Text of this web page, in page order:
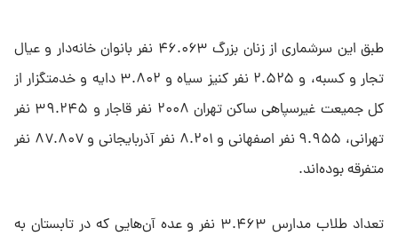
طبق این سرشماری از زنان بزرگ ۴۶.۰۶۳ نفر بانوان خانه‌دار و عیال
تجار و کسبه، و ۲.۵۲۵ نفر کنیز سیاه و ۳.۸۰۲ دایه و خدمتگزار از
کل جمیعت غیرسپاهی ساکن تهران ۲۰۰۸ نفر قاجار و ۳۹.۲۴۵ نفر
تهرانی، ۹.۹۵۵ نفر اصفهانی و ۸.۲۰۱ نفر آذربایجانی و ۸۷.۸۰۷ نفر
متفرقه بوده‌اند.
تعداد طلاب مدارس ۳.۴۶۳ نفر و عده آن‌هایی که در تابستان به